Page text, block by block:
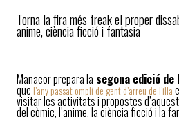
Torna la fira més freak el proper
anime, ciència ficció i fantasia
Manacor prepara la segona edició
que l’any passat omplí de gent d’arreu de l’illa
visitar les activitats i propostes
del còmic, l’anime, la ciència ficció i la